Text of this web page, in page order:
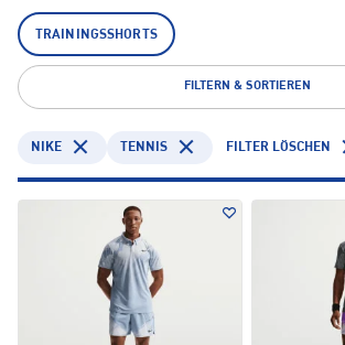
TRAININGSSHORTS
FILTERN & SORTIEREN
NIKE TENNIS FILTER LÖSCHEN